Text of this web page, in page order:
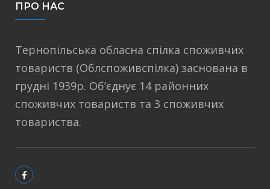
ПРО НАС
Тернопільська обласна спілка споживчих
товариств (Облспоживспілка) заснована в
грудні 1939р. Об’єднує 14 районних
споживчих товариств та 3 споживчих
товариства.